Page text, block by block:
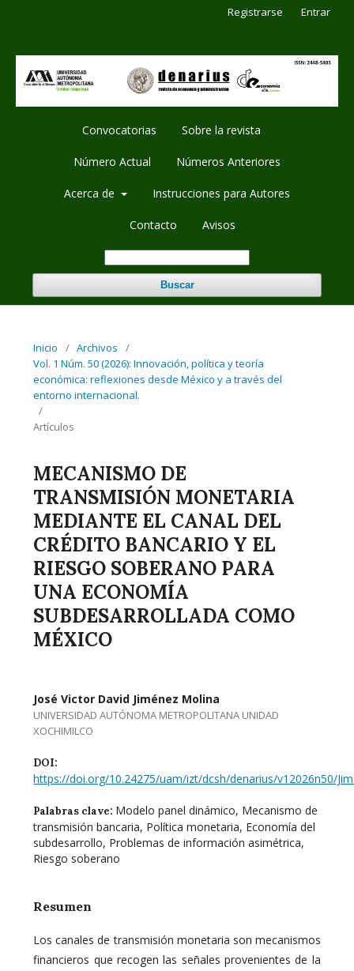
Convocatorias Sobre la revista
Número Actual Números Anteriores
Acerca de Instrucciones para Autores
Contacto Avisos
Buscar
Registrarse Entrar
Inicio / Archivos
/
Vol. 1 Núm. 50 (2026): Innovación, política y teoría
económica: reflexiones desde México y a través del
entorno internacional.
/
Artículos
MECANISMO DE
TRANSMISIÓN MONETARIA
MEDIANTE EL CANAL DEL
CRÉDITO BANCARIO Y EL
RIESGO SOBERANO PARA
UNA ECONOMÍA
SUBDESARROLLADA COMO
MÉXICO
José Victor David Jiménez Molina
UNIVERSIDAD AUTÓNOMA METROPOLITANA UNIDAD
XOCHIMILCO
DOI:
https://doi.org/10.24275/uam/izt/dcsh/denarius/v12026n50/
Palabras clave: Modelo panel dinámico, Mecanismo de
transmisión bancaria, Política monetaria, Economía del
subdesarrollo, Problemas de información asimétrica,
Riesgo soberano
Resumen
Los canales de transmisión monetaria son mecanismos
financieros que recogen las señales provenientes de la